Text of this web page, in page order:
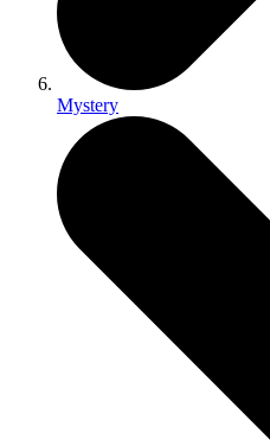
Mystery